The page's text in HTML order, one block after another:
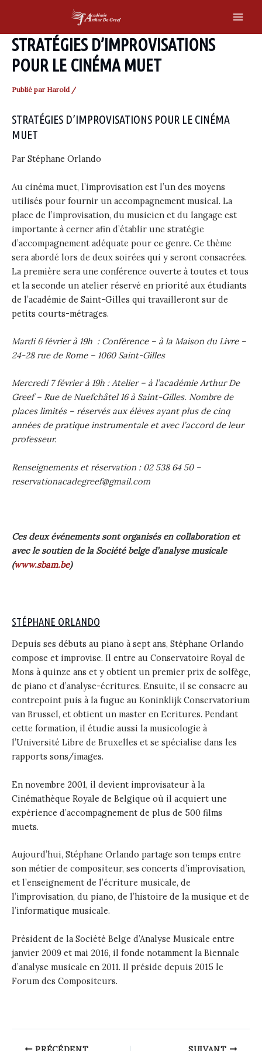
content
STRATÉGIES D’IMPROVISATIONS
POUR LE CINÉMA MUET
Publié par Harold /
STRATÉGIES D’IMPROVISATIONS POUR LE CINÉMA
MUET
Par Stéphane Orlando
Au cinéma muet, l’improvisation est l’un des moyens
utilisés pour fournir un accompagnement musical. La
place de l’improvisation, du musicien et du langage est
importante à cerner afin d’établir une stratégie
d’accompagnement adéquate pour ce genre. Ce thème
sera abordé lors de deux soirées qui y seront consacrées.
La première sera une conférence ouverte à toutes et tous
et la seconde un atelier réservé en priorité aux étudiants
de l’académie de Saint-Gilles qui travailleront sur de
petits courts-métrages.
Mardi 6 février à 19h : Conférence – à la Maison du Livre –
24-28 rue de Rome – 1060 Saint-Gilles
Mercredi 7 février à 19h : Atelier – à l’académie Arthur De
Greef – Rue de Nuefchâtel 16 à Saint-Gilles. Nombre de
places limités – réservés aux élèves ayant plus de cinq
années de pratique instrumentale et avec l’accord de leur
professeur.
Renseignements et réservation : 02 538 64 50 –
reservationacadegreef@gmail.com
Ces deux événements sont organisés en collaboration et
avec le soutien de la Société belge d’analyse musicale
(www.sbam.be)
STÉPHANE ORLANDO
Depuis ses débuts au piano à sept ans, Stéphane Orlando
compose et improvise. Il entre au Conservatoire Royal de
Mons à quinze ans et y obtient un premier prix de solfège,
de piano et d’analyse-écritures. Ensuite, il se consacre au
contrepoint puis à la fugue au Koninklijk Conservatorium
van Brussel, et obtient un master en Ecritures. Pendant
cette formation, il étudie aussi la musicologie à
l’Université Libre de Bruxelles et se spécialise dans les
rapports sons/images.
En novembre 2001, il devient improvisateur à la
Cinémathèque Royale de Belgique où il acquiert une
expérience d’accompagnement de plus de 500 films
muets.
Aujourd’hui, Stéphane Orlando partage son temps entre
son métier de compositeur, ses concerts d’improvisation,
et l’enseignement de l’écriture musicale, de
l’improvisation, du piano, de l’histoire de la musique et de
l’informatique musicale.
Président de la Société Belge d’Analyse Musicale entre
janvier 2009 et mai 2016, il fonde notamment la Biennale
d’analyse musicale en 2011. Il préside depuis 2015 le
Forum des Compositeurs.
Post